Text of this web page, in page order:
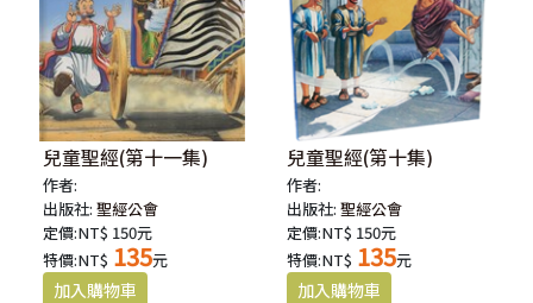
兒童聖經(第十一集)
作者:
出版社:聖經公會
定價:NT$ 150元
特價:NT$ 135元
兒童聖經(第十集)
作者:
出版社:聖經公會
定價:NT$ 150元
特價:NT$ 135元